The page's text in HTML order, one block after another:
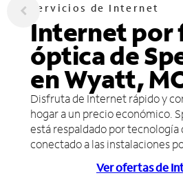
Servicios de Internet
Internet por
óptica de
en Wyatt,
Disfruta de Internet rápido y
hogar a un precio económico.
está respaldado por tecnología
conectado a las instalaciones
Ver ofertas de